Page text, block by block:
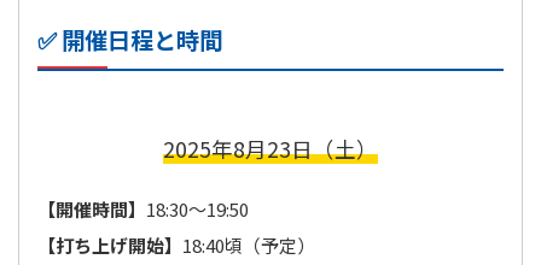
✅ 開催日程と時間
2025年8月23日（土）
【開催時間】 18:30～19:50
【打ち上げ開始】 18:40頃（予定）